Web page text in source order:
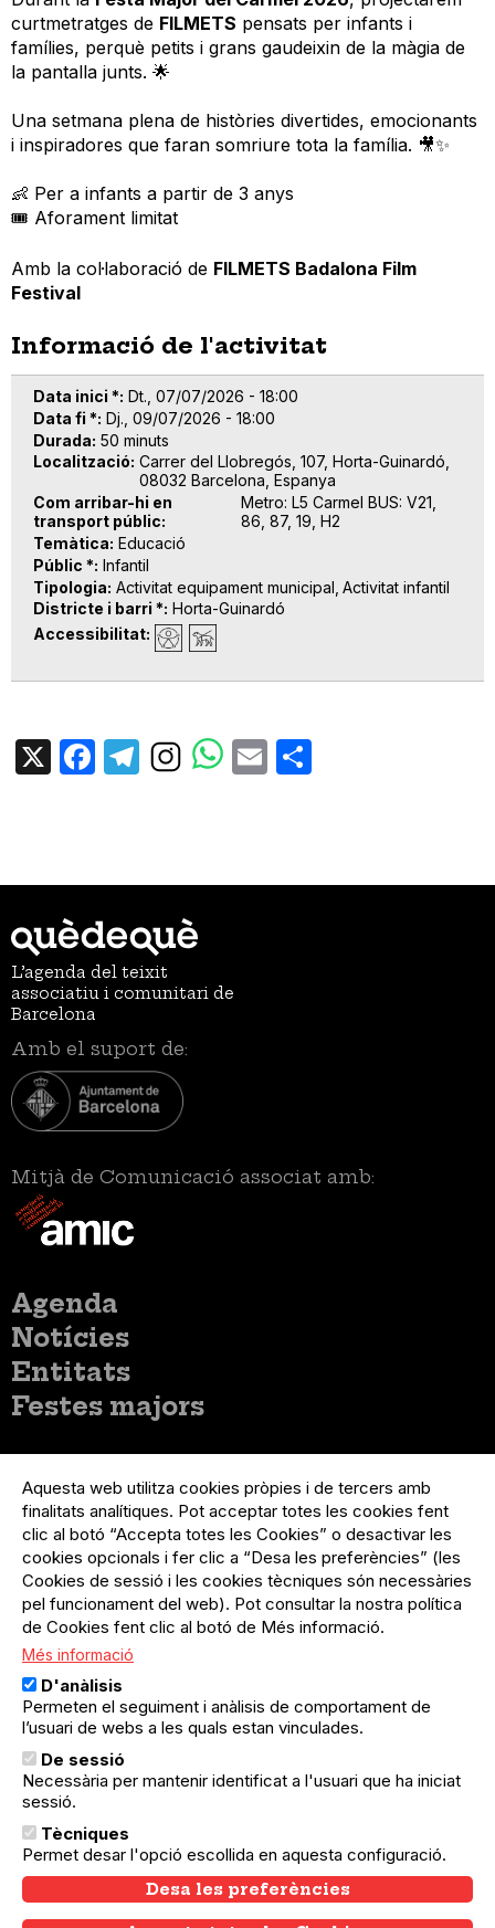
curtmetratges de FILMETS pensats per infants i
famílies, perquè petits i grans gaudeixin de la màgia de
la pantalla junts. 🌟
Una setmana plena de històries divertides, emocionants
i inspiradores que faran somriure tota la família. 🎥✨
👶 Per a infants a partir de 3 anys
🎟 Aforament limitat
Amb la col·laboració de FILMETS Badalona Film
Festival
Informació de l'activitat
Data inici * Dt., 07/07/2026 - 18:00
Data fi * Dj., 09/07/2026 - 18:00
Durada 50 minuts
Localització Carrer del Llobregós, 107, Horta-Guinardó,
08032 Barcelona, Espanya
Com arribar-hi en
transport públic
Metro: L5 Carmel BUS: V21,
86, 87, 19, H2
Temàtica Educació
Públic * Infantil
Tipologia Activitat equipament municipal Activitat infantil
Districte i barri * Horta-Guinardó
Accessibilitat
X Facebook
TelegramEmail
L’agenda del teixit
associatiu i comunitari de
Barcelona
Amb el suport de:
Mitjà de Comunicació associat amb:
Menú
principal
Agenda
Notícies
Entitats
Festes majors
del
compte
d'usuari
Menú
usuari
no
loggat
Registre organització
Menú
Peu
Sobre el projecte
Preguntes freqüents
Contacte
Menú
Legal
Política de privacitat
Avís legal
Política de cookies
El Quèdequè no es fa responsable de les activitats
programades; en són responsables els col·lectius
organitzadors.
© Quedequè, 2025
Aquesta web utilitza cookies pròpies i de tercers amb
finalitats analítiques. Pot acceptar totes les cookies fent
clic al botó “Accepta totes les Cookies” o desactivar les
cookies opcionals i fer clic a “Desa les preferències” (les
Cookies de sessió i les cookies tècniques són necessàries
pel funcionament del web). Pot consultar la nostra política
de Cookies fent clic al botó de Més informació.
Més informació
D'anàlisis
Permeten el seguiment i anàlisis de comportament de
l’usuari de webs a les quals estan vinculades.
De sessió
Necessària per mantenir identificat a l'usuari que ha iniciat
sessió.
Tècniques
Permet desar l'opció escollida en aquesta configuració.
Desa les preferències